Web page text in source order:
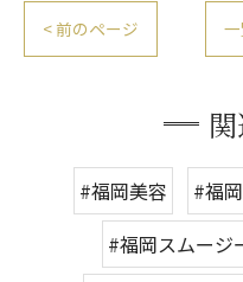
< 前のページ
#福岡美容 #福
#福岡スムージ